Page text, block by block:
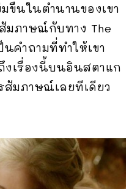
ขืนในตำนานของเขา
มภาษณ์กับทาง The
นคำถามที่ทำให้เขา
เรื่องนี้บนอินสตาแก
สัมภาษณ์เลยทีเดียว